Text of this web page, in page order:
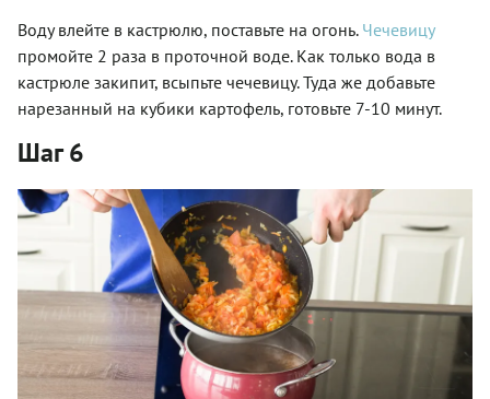
Воду влейте в кастрюлю, поставьте на огонь. Чечевицу
промойте 2 раза в проточной воде. Как только вода в
кастрюле закипит, всыпьте чечевицу. Туда же добавьте
нарезанный на кубики картофель, готовьте 7-10 минут.
Шаг 6